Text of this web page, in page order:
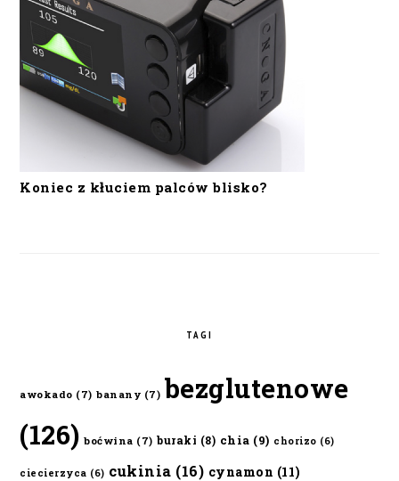
Koniec z kłuciem palców blisko?
TAGI
awokado (7) banany (7) bezglutenowe
(126) boćwina (7) buraki (8) chia (9) chorizo (6)
ciecierzyca (6) cukinia (16) cynamon (11)